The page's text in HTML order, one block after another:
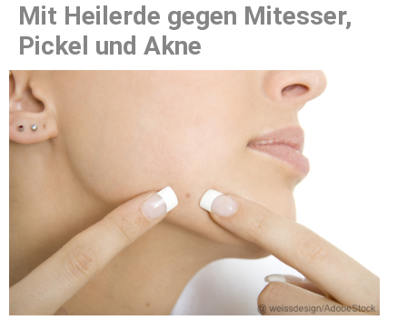
Mit Heilerde gegen Mitesser,
Pickel und Akne